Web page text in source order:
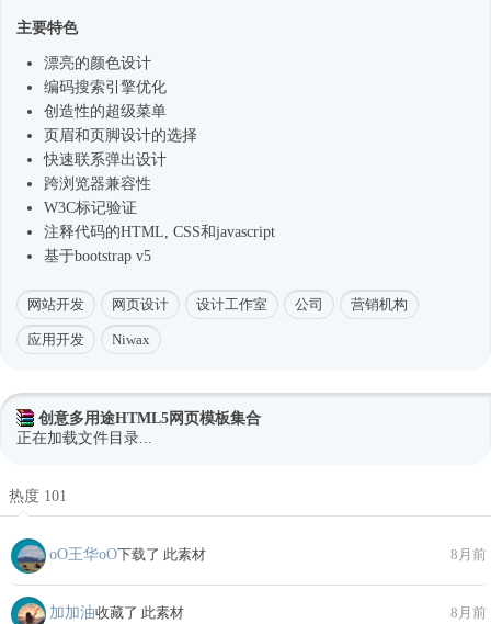
主要特色
漂亮的颜色设计
编码搜索引擎优化
创造性的超级菜单
页眉和页脚设计的选择
快速联系弹出设计
跨浏览器兼容性
W3C标记验证
注释代码的HTML, CSS和javascript
基于bootstrap v5
网站开发 网页设计 设计工作室 公司 营销机构
应用开发 Niwax
创意多用途HTML5网页模板集合
正在加载文件目录...
热度 101
oО王华oО下载了 此素材 8月前
加加油收藏了 此素材 8月前